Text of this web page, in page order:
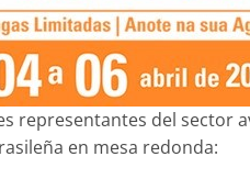
representantes del sector
en mesa redonda: